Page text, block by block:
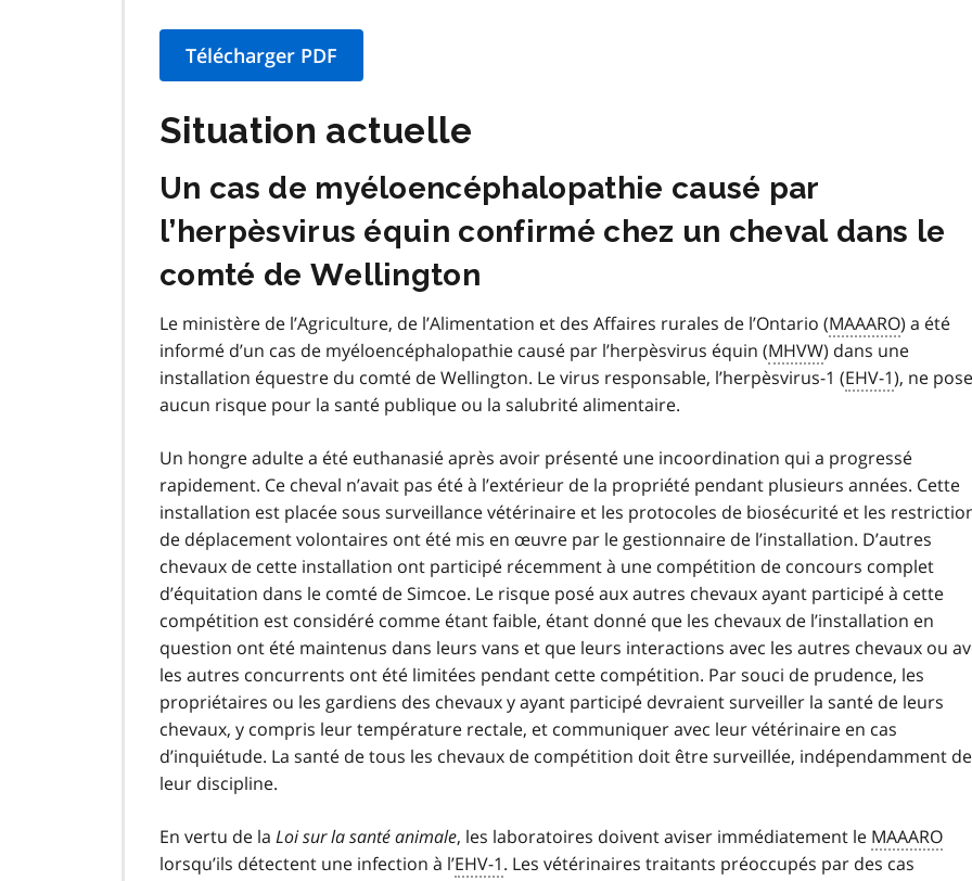
Télécharger PDF
Situation actuelle
Un cas de myéloencéphalopathie causé par
l’herpèsvirus équin confirmé chez un cheval dans le
comté de Wellington
Le ministère de l’Agriculture, de l’Alimentation et des Affaires rurales de l’Ontario (MAAARO) a été
informé d’un cas de myéloencéphalopathie causé par l’herpèsvirus équin (MHVW) dans une
installation équestre du comté de Wellington. Le virus responsable, l’herpèsvirus-1 (EHV-1), ne pose
aucun risque pour la santé publique ou la salubrité alimentaire.
Un hongre adulte a été euthanasié après avoir présenté une incoordination qui a progressé
rapidement. Ce cheval n’avait pas été à l’extérieur de la propriété pendant plusieurs années. Cette
installation est placée sous surveillance vétérinaire et les protocoles de biosécurité et les
de déplacement volontaires ont été mis en œuvre par le gestionnaire de l’installation. D’autres
chevaux de cette installation ont participé récemment à une compétition de concours complet
d’équitation dans le comté de Simcoe. Le risque posé aux autres chevaux ayant participé à cette
compétition est considéré comme étant faible, étant donné que les chevaux de l’installation en
question ont été maintenus dans leurs vans et que leurs interactions avec les autres chevaux ou
les autres concurrents ont été limitées pendant cette compétition. Par souci de prudence, les
propriétaires ou les gardiens des chevaux y ayant participé devraient surveiller la santé de leurs
chevaux, y compris leur température rectale, et communiquer avec leur vétérinaire en cas
d’inquiétude. La santé de tous les chevaux de compétition doit être surveillée, indépendamment de
leur discipline.
En vertu de la Loi sur la santé animale, les laboratoires doivent aviser immédiatement le MAAARO
lorsqu’ils détectent une infection à l’EHV-1. Les vétérinaires traitants préoccupés par des cas